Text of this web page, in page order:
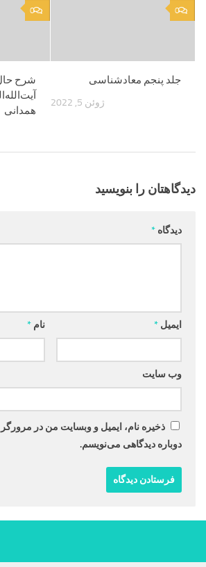
0
شرح
همدانی
0
جلد پنجم معادشناسی
ژوئن 5, 2022
دیدگاهتان را بنویسید
دیدگاه *
نام * ایمیل *
وب‌ سایت
ذخیره نام، ایمیل و وبسایت من در
دوباره دیدگاهی می‌نویسم.